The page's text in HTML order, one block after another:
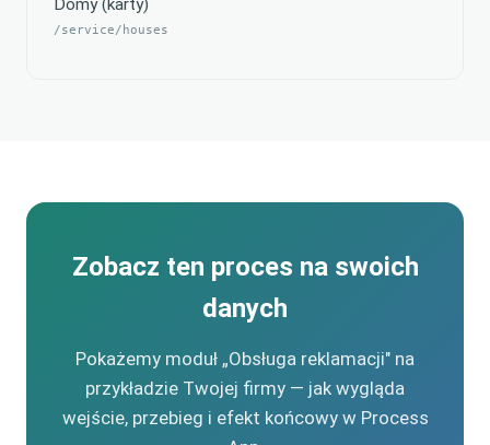
Domy (karty)
/service/houses
Zobacz ten proces na swoich
danych
Pokażemy moduł „Obsługa reklamacji" na
przykładzie Twojej firmy — jak wygląda
wejście, przebieg i efekt końcowy w Process